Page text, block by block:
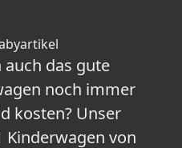
auch das gute
noch immer
kosten? Unser
Kinderwagen von